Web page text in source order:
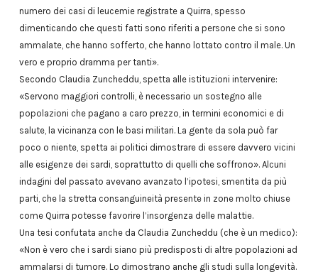
numero dei casi di leucemie registrate a Quirra, spesso
dimenticando che questi fatti sono riferiti a persone che si sono
ammalate, che hanno sofferto, che hanno lottato contro il male. Un
vero e proprio dramma per tanti».
Secondo Claudia Zuncheddu, spetta alle istituzioni intervenire:
«Servono maggiori controlli, è necessario un sostegno alle
popolazioni che pagano a caro prezzo, in termini economici e di
salute, la vicinanza con le basi militari. La gente da sola può far
poco o niente, spetta ai politici dimostrare di essere davvero vicini
alle esigenze dei sardi, soprattutto di quelli che soffrono». Alcuni
indagini del passato avevano avanzato l’ipotesi, smentita da più
parti, che la stretta consanguineità presente in zone molto chiuse
come Quirra potesse favorire l’insorgenza delle malattie.
Una tesi confutata anche da Claudia Zuncheddu (che è un medico):
«Non è vero che i sardi siano più predisposti di altre popolazioni ad
ammalarsi di tumore. Lo dimostrano anche gli studi sulla longevità.